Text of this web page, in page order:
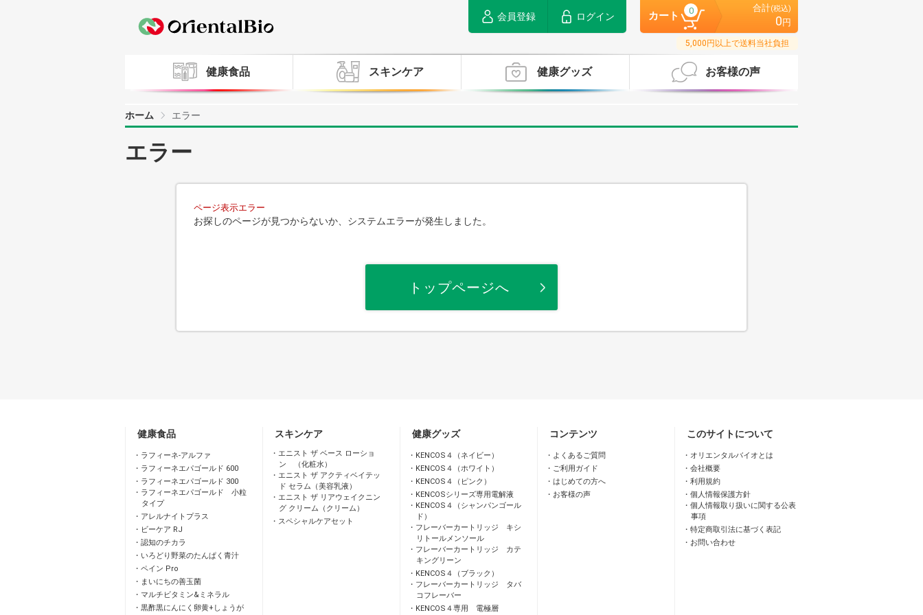
会員登録 ログイン カート 0 合計(税込)
0 円
5,000円以上で送料当社負担
健康食品 スキンケア 健康グッズ お客様の声
ホーム エラー
エラー
ページ表示エラー
お探しのページが見つからないか、システムエラーが発生しました。
トップページへ
健康食品
ラフィーネ-アルファ
ラフィーネエパゴールド 600
ラフィーネエパゴールド 300
ラフィーネエパゴールド 小粒
タイプ
アレルナイトプラス
ビーケア RJ
認知のチカラ
いろどり野菜のたんぱく青汁
ペイン Pro
まいにちの善玉菌
マルチビタミン&ミネラル
黒酢黒にんにく卵黄+しょうが
スキンケア
エニスト ザ ベース ローショ
ン （化粧水）
エニスト ザ アクティベイテッ
ド セラム（美容乳液）
エニスト ザ リアウェイクニン
グ クリーム（クリーム）
スペシャルケアセット
健康グッズ
KENCOS４（ネイビー）
KENCOS４（ホワイト）
KENCOS４（ピンク）
KENCOSシリーズ専用電解液
KENCOS４（シャンパンゴール
ド）
フレーバーカートリッジ キシ
リトールメンソール
フレーバーカートリッジ カテ
キングリーン
KENCOS４（ブラック）
フレーバーカートリッジ タバ
コフレーバー
KENCOS４専用 電極層
コンテンツ
よくあるご質問
ご利用ガイド
はじめての方へ
お客様の声
このサイトについて
オリエンタルバイオとは
会社概要
利用規約
個人情報保護方針
個人情報取り扱いに関する公表
事項
特定商取引法に基づく表記
お問い合わせ